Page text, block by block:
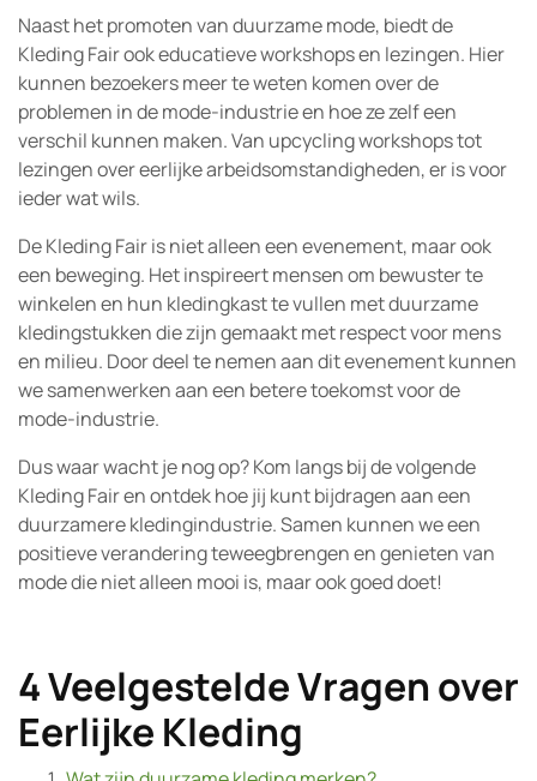
Naast het promoten van duurzame mode, biedt de
Kleding Fair ook educatieve workshops en lezingen. Hier
kunnen bezoekers meer te weten komen over de
problemen in de mode-industrie en hoe ze zelf een
verschil kunnen maken. Van upcycling workshops tot
lezingen over eerlijke arbeidsomstandigheden, er is voor
ieder wat wils.
De Kleding Fair is niet alleen een evenement, maar ook
een beweging. Het inspireert mensen om bewuster te
winkelen en hun kledingkast te vullen met duurzame
kledingstukken die zijn gemaakt met respect voor mens
en milieu. Door deel te nemen aan dit evenement kunnen
we samenwerken aan een betere toekomst voor de
mode-industrie.
Dus waar wacht je nog op? Kom langs bij de volgende
Kleding Fair en ontdek hoe jij kunt bijdragen aan een
duurzamere kledingindustrie. Samen kunnen we een
positieve verandering teweegbrengen en genieten van
mode die niet alleen mooi is, maar ook goed doet!
4 Veelgestelde Vragen over
Eerlijke Kleding